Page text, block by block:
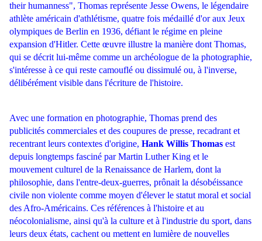
their humanness", Thomas représente Jesse Owens, le légendaire
athlète américain d'athlétisme, quatre fois médaillé d'or aux Jeux
olympiques de Berlin en 1936, défiant le régime en pleine
expansion d'Hitler. Cette œuvre illustre la manière dont Thomas,
qui se décrit lui-même comme un archéologue de la photographie,
s'intéresse à ce qui reste camouflé ou dissimulé ou, à l'inverse,
délibérément visible dans l'écriture de l'histoire.
Avec une formation en photographie, Thomas prend des
publicités commerciales et des coupures de presse, recadrant et
recentrant leurs contextes d'origine, Hank Willis Thomas est
depuis longtemps fasciné par Martin Luther King et le
mouvement culturel de la Renaissance de Harlem, dont la
philosophie, dans l'entre-deux-guerres, prônait la désobéissance
civile non violente comme moyen d'élever le statut moral et social
des Afro-Américains. Ces références à l'histoire et au
néocolonialisme, ainsi qu'à la culture et à l'industrie du sport, dans
leurs deux états, cachent ou mettent en lumière de nouvelles